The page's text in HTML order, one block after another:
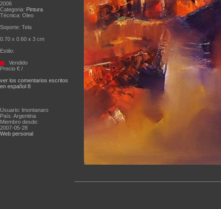
2006
Categoria: Pintura
Técnica: Oleo
Soporte: Tela
0.70 x 0.60 x 3 cm
Estilo:
Vendido
Precio € /
ver los comentarios escritos
en español 8
Usuario: lmontanaro
País: Argentina
Miembro desde:
2007-05-28
Web personal